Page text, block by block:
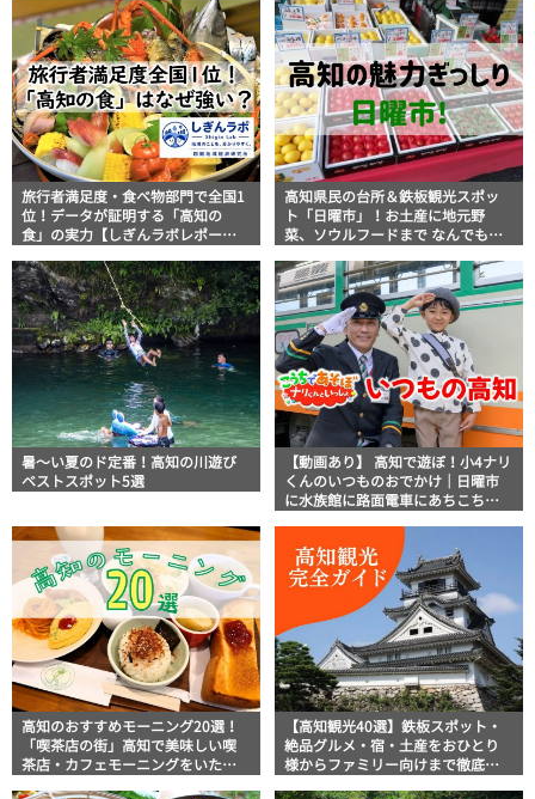
旅行者満足度・食べ物部門で全国1
位！データが証明する「高知の
食」の実力【しぎんラボレポー
高知県民の台所＆鉄板観光スポッ
ト「日曜市」！お土産に地元野
菜、ソウルフードまで なんでもそ
説！
暑～い夏のド定番！高知の川遊び
ベストスポット5選
【動画あり】 高知で遊ぼ！小4ナリ
くんのいつものおでかけ｜日曜市
に水族館に路面電車にあちこち巡
高知のおすすめモーニング20選！
「喫茶店の街」高知で美味しい喫
茶店・カフェモーニングをいただ
【高知観光40選】鉄板スポット・
絶品グルメ・宿・土産をおひとり
様からファミリー向けまで徹底解